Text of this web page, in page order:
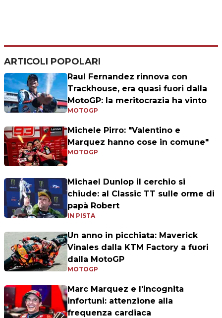
ARTICOLI POPOLARI
Raul Fernandez rinnova con
Trackhouse, era quasi fuori dalla
MotoGP: la meritocrazia ha vinto
MOTOGP
Michele Pirro: "Valentino e
Marquez hanno cose in comune"
MOTOGP
Michael Dunlop il cerchio si
chiude: al Classic TT sulle orme di
papà Robert
IN PISTA
Un anno in picchiata: Maverick
Vinales dalla KTM Factory a fuori
dalla MotoGP
MOTOGP
Marc Marquez e l'incognita
infortuni: attenzione alla
frequenza cardiaca